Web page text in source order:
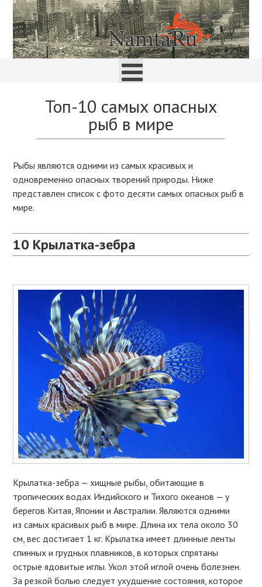
Топ-10 самых опасных
рыб в мире
Рыбы являются одними из самых красивых и
одновременно опасных творений природы. Ниже
представлен список с фото десяти самых опасных рыб в
мире.
10 Крылатка-зебра
Крылатка-зебра — хищные рыбы, обитающие в
тропических водах Индийского и Тихого океанов — у
берегов Китая, Японии и Австралии. Являются одними
из самых красивых рыб в мире. Длина их тела около 30
см, вес достигает 1 кг. Крылатка имеет длинные ленты
спинных и грудных плавников, в которых спрятаны
острые ядовитые иглы. Укол этой иглой очень болезнен.
За резкой болью следует ухудшение состояния, которое